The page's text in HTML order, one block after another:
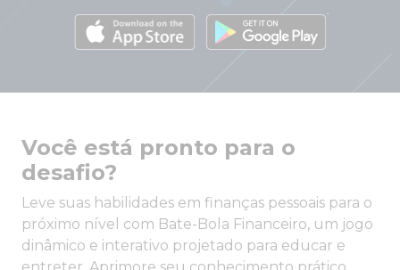
Você está pronto para o
desafio?
Leve suas habilidades em finanças pessoais para o
próximo nível com Bate-Bola Financeiro, um jogo
dinâmico e interativo projetado para educar e